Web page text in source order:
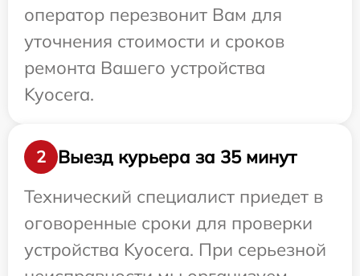
оператор перезвонит Вам для
уточнения стоимости и сроков
ремонта Вашего устройства
Kyocera.
2
Выезд курьера за 35 минут
Технический специалист приедет в
оговоренные сроки для проверки
устройства Kyocera. При серьезной